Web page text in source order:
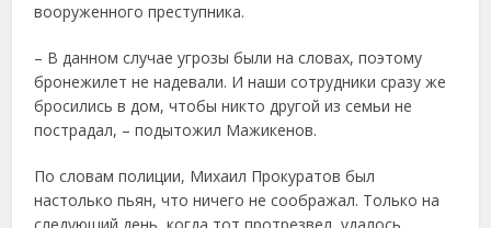
вооруженного преступника.
– В данном случае угрозы были на словах, поэтому
бронежилет не надевали. И наши сотрудники сразу же
бросились в дом, чтобы никто другой из семьи не
пострадал, – подытожил Мажикенов.
По словам полиции, Михаил Прокуратов был
настолько пьян, что ничего не соображал. Только на